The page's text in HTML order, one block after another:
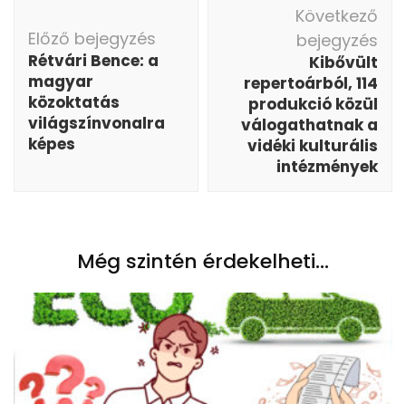
navigáció
Előző bejegyzés
Rétvári Bence: a
magyar
közoktatás
világszínvonalra
képes
Következő
bejegyzés
Kibővült
repertoárból, 114
produkció közül
válogathatnak a
vidéki kulturális
intézmények
Még szintén érdekelheti...